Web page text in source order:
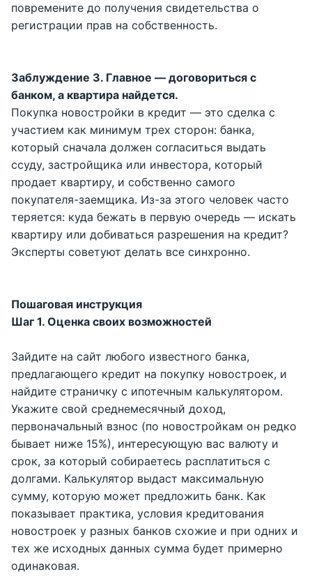
повремените до получения свидетельства о
регистрации прав на собственность.
Заблуждение 3. Главное — договориться с
банком, а квартира найдется.
Покупка новостройки в кредит — это сделка с
участием как минимум трех сторон: банка,
который сначала должен согласиться выдать
ссуду, застройщика или инвестора, который
продает квартиру, и собственно самого
покупателя-заемщика. Из-за этого человек часто
теряется: куда бежать в первую очередь — искать
квартиру или добиваться разрешения на кредит?
Эксперты советуют делать все синхронно.
Пошаговая инструкция
Шаг 1. Оценка своих возможностей
Зайдите на сайт любого известного банка,
предлагающего кредит на покупку новостроек, и
найдите страничку с ипотечным калькулятором.
Укажите свой среднемесячный доход,
первоначальный взнос (по новостройкам он редко
бывает ниже 15%), интересующую вас валюту и
срок, за который собираетесь расплатиться с
долгами. Калькулятор выдаст максимальную
сумму, которую может предложить банк. Как
показывает практика, условия кредитования
новостроек у разных банков схожие и при одних и
тех же исходных данных сумма будет примерно
одинаковая.